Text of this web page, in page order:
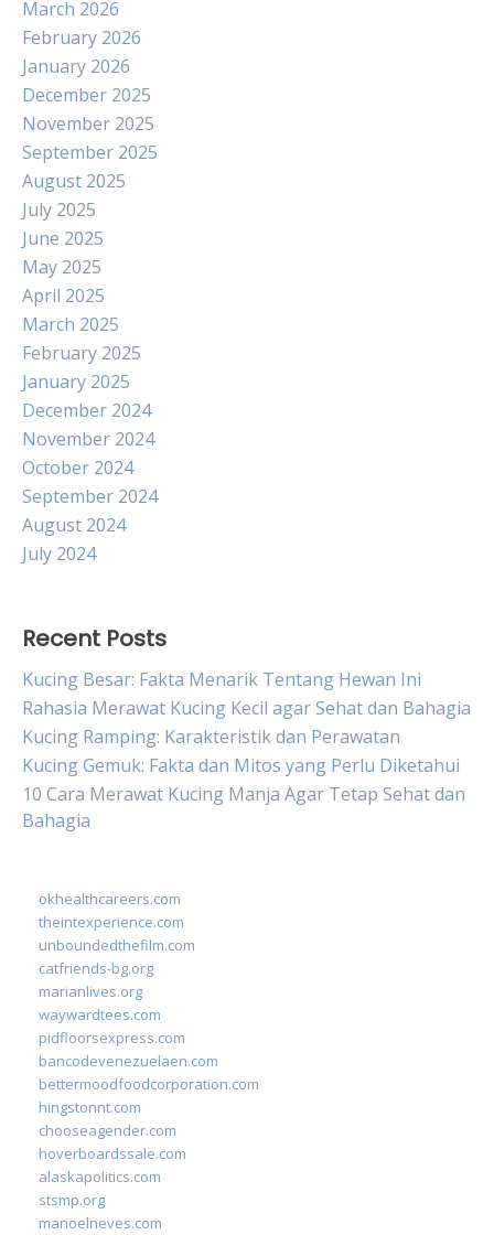
March 2026
February 2026
January 2026
December 2025
November 2025
September 2025
August 2025
July 2025
June 2025
May 2025
April 2025
March 2025
February 2025
January 2025
December 2024
November 2024
October 2024
September 2024
August 2024
July 2024
Recent Posts
Kucing Besar: Fakta Menarik Tentang Hewan Ini
Rahasia Merawat Kucing Kecil agar Sehat dan Bahagia
Kucing Ramping: Karakteristik dan Perawatan
Kucing Gemuk: Fakta dan Mitos yang Perlu Diketahui
10 Cara Merawat Kucing Manja Agar Tetap Sehat dan
Bahagia
okhealthcareers.com
theintexperience.com
unboundedthefilm.com
catfriends-bg.org
marianlives.org
waywardtees.com
pidfloorsexpress.com
bancodevenezuelaen.com
bettermoodfoodcorporation.com
hingstonnt.com
chooseagender.com
hoverboardssale.com
alaskapolitics.com
stsmp.org
manoelneves.com